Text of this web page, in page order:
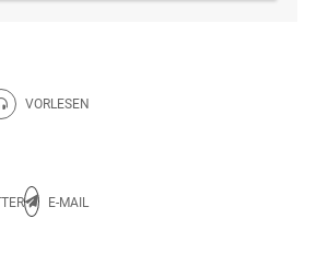
drucken.
VORLESEN
Diese Seite vorlesen.
E-MAIL